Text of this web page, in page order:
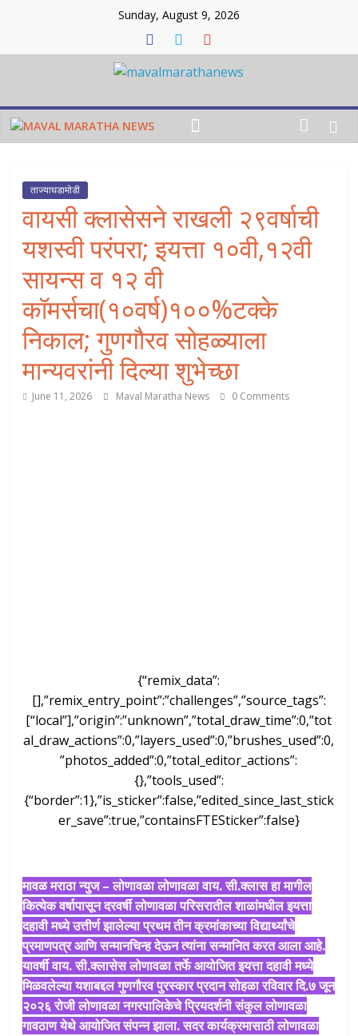
Sunday, August 9, 2026
Maval
maratha
Maval
news
ताज्याघडामोडी
वायसी क्लासेसने राखली २९वर्षाची
यशस्वी परंपरा; इयत्ता १०वी,१२वी
सायन्स व १२ वी
कॉमर्सचा(१०वर्ष)१००%टक्के
निकाल; गुणगौरव सोहळ्याला
मान्यवरांनी दिल्या शुभेच्छा
June 11, 2026 Maval Maratha News 0 Comments
{“remix_data”:
[],”remix_entry_point”:”challenges”,”source_tags”:
[“local”],”origin”:”unknown”,”total_draw_time”:0,”tot
al_draw_actions”:0,”layers_used”:0,”brushes_used”:0,
”photos_added”:0,”total_editor_actions”:
{},”tools_used”:
{“border”:1},”is_sticker”:false,”edited_since_last_stick
er_save”:true,”containsFTESticker”:false}
मावळ मराठा न्युज – लोणावळा लोणावळा वाय. सी.क्लास हा मागील
कित्येक वर्षापासून दरवर्षी लोणावळा परिसरातील शाळांमधील इयत्ता
दहावी मध्ये उत्तीर्ण झालेल्या प्रथम तीन क्रमांकाच्या विद्यार्थ्यांचे
प्रमाणपत्र आणि सन्मानचिन्ह देऊन त्यांना सन्मानित करत आला आहे.
यावर्षी वाय. सी.क्लासेस लोणावळा तर्फे आयोजित इयत्ता दहावी मध्ये
मिळवलेल्या यशाबद्दल गुणगौरव पुरस्कार प्रदान सोहळा रविवार दि.७ जून
२०२६ रोजी लोणावळा नगरपालिकेचे प्रियदर्शनी संकुल लोणावळा
गावठाण येथे आयोजित संपन्न झाला. सदर कार्यक्रमासाठी लोणावळा